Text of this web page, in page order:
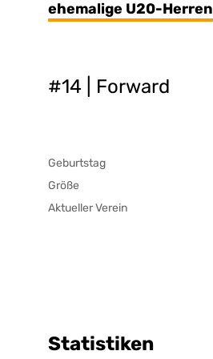
ehemalige U20-Herren
#14 | Forward
Geburtstag
Größe
Aktueller Verein
Statistiken